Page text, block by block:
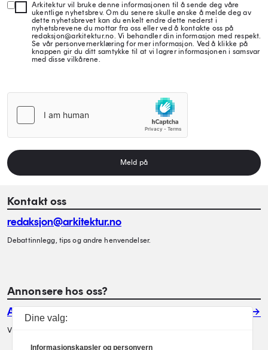
Arkitektur vil bruke denne informasjonen til å sende deg våre
ukentlige nyhetsbrev. Om du senere skulle ønske å melde deg av
dette nyhetsbrevet kan du enkelt endre dette nederst i
nyhetsbrevene du mottar fra oss eller ved å kontakte oss på
redaksjon@arkitektur.no. Vi behandler din informasjon med respekt.
Se vår personvernerklæring for mer informasjon. Ved å klikke på
knappen gir du ditt samtykke til at vi lagrer informasjonen i samsvar
med disse vilkårene.
Meld på
Kontakt oss
redaksjon@arkitektur.no
Debattinnlegg, tips og andre henvendelser.
Annonsere hos oss?
Annonser
Vil du annonsere i Arkitektur? Les mer her.
Dine valg:
Informasjonskapsler og personvern